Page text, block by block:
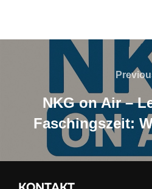
NKG on Air –
Faschingszeit: